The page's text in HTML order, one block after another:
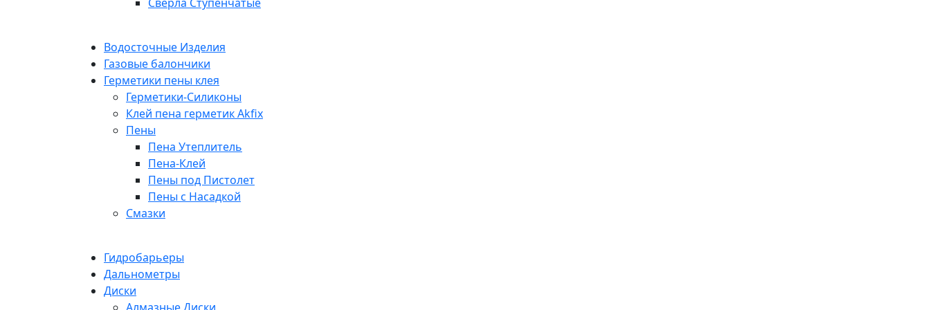
Водосточные Изделия
Газовые балончики
Герметики пены клея
Герметики-Силиконы
Клей пена герметик Akfix
Пены
Пена Утеплитель
Пена-Клей
Пены под Пистолет
Пены с Насадкой
Смазки
Гидробарьеры
Дальнометры
Диски